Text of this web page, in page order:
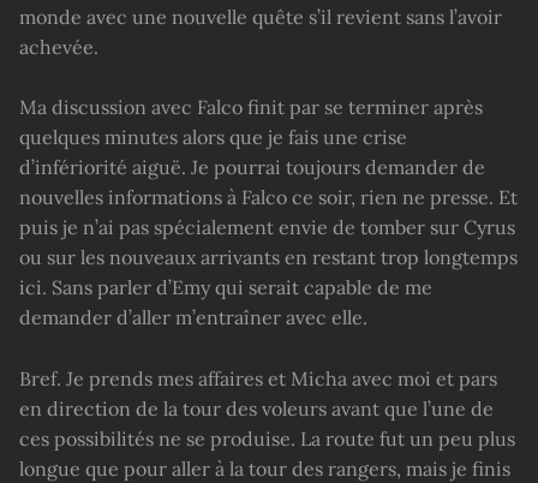
monde avec une nouvelle quête s’il revient sans l’avoir
achevée.
Ma discussion avec Falco finit par se terminer après
quelques minutes alors que je fais une crise
d’infériorité aiguë. Je pourrai toujours demander de
nouvelles informations à Falco ce soir, rien ne presse. Et
puis je n’ai pas spécialement envie de tomber sur Cyrus
ou sur les nouveaux arrivants en restant trop longtemps
ici. Sans parler d’Emy qui serait capable de me
demander d’aller m’entraîner avec elle.
Bref. Je prends mes affaires et Micha avec moi et pars
en direction de la tour des voleurs avant que l’une de
ces possibilités ne se produise. La route fut un peu plus
longue que pour aller à la tour des rangers, mais je finis